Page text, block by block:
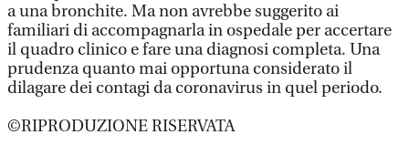
a una bronchite. Ma non avrebbe suggerito ai
familiari di accompagnarla in ospedale per accertare
il quadro clinico e fare una diagnosi completa. Una
prudenza quanto mai opportuna considerato il
dilagare dei contagi da coronavirus in quel periodo.
©RIPRODUZIONE RISERVATA